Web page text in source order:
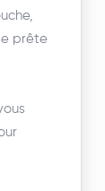
prête